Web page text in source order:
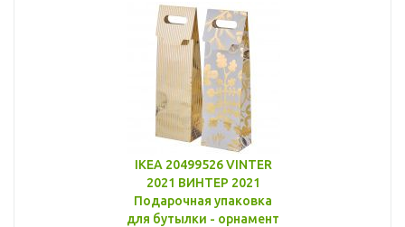
IKEA 20499526 VINTER
2021 ВИНТЕР 2021
Подарочная упаковка
для бутылки - орнамент